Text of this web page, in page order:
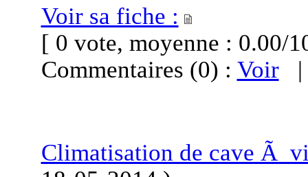
Voir sa fiche :
[ 0 vote, moyenne :
Commentaires (0) : Voir
Climatisation de cave Ã